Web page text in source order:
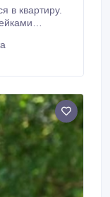
в квартиру.
только